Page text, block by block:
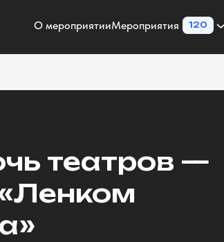
О мероприятииМероприятия 120
театров —